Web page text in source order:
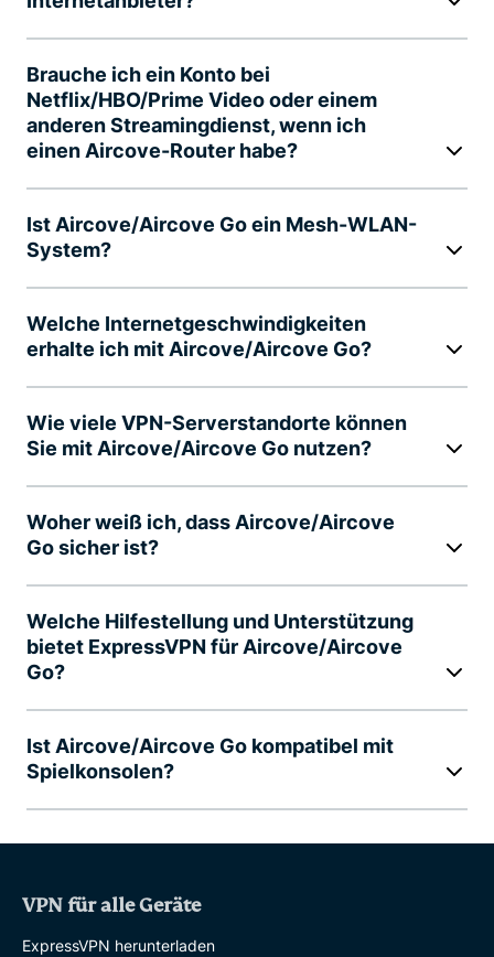
Brauche ich ein Konto bei
Netflix/HBO/Prime Video oder einem
anderen Streamingdienst, wenn ich
einen Aircove-Router habe?
Ist Aircove/Aircove Go ein Mesh-WLAN-
System?
Welche Internetgeschwindigkeiten
erhalte ich mit Aircove/Aircove Go?
Wie viele VPN-Serverstandorte können
Sie mit Aircove/Aircove Go nutzen?
Woher weiß ich, dass Aircove/Aircove
Go sicher ist?
Welche Hilfestellung und Unterstützung
bietet ExpressVPN für Aircove/Aircove
Go?
Ist Aircove/Aircove Go kompatibel mit
Spielkonsolen?
VPN für alle Geräte
ExpressVPN herunterladen